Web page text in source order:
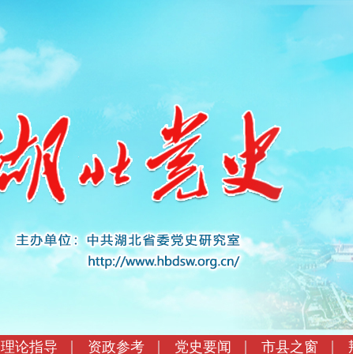
理论指导 资政参考 党史要闻 市县之窗